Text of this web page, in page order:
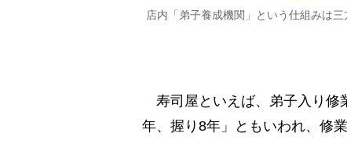
店内「弟子養成機関」という仕組みは三
寿司屋といえば、弟子入り修
年、握り8年」ともいわれ、修